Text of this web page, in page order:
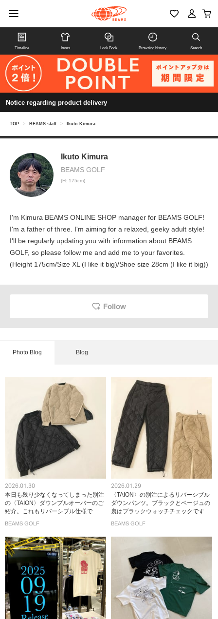
Timeline Items Look Book Browsing history Search
Notice regarding product delivery
TOP > BEAMS staff > Ikuto Kimura
Ikuto Kimura
BEAMS GOLF
(H: 175cm)
I'm Kimura BEAMS ONLINE SHOP manager for BEAMS GOLF!
I'm a father of three. I'm aiming for a relaxed, geeky adult style!
I'll be regularly updating you with information about BEAMS
GOLF, so please follow me and add me to your favorites.
(Height 175cm/Size XL (I like it big)/Shoe size 28cm (I like it big))
Follow
Photo Blog Blog
2026.01.30
本日も残り少なくなってしまった別注
の〈TAION〉ダウンプルオーバーのご
紹介。これもリバーシブル仕様で...
BEAMS GOLF
2026.01.29
〈TAION〉の別注によるリバーシブル
ダウンパンツ。ブラックとベージュの
裏はブラックウォッチチェックです...
BEAMS GOLF